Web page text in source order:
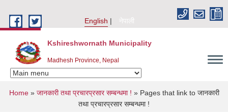
English
नेपाली
Kshireshwornath Municipality
Madhesh Province, Nepal
You are here
Home» जानकारी तथा प्रचारप्रसार सम्बन्धमा ! » Pages that link to जानकारी
तथा प्रचारप्रसार सम्बन्धमा !